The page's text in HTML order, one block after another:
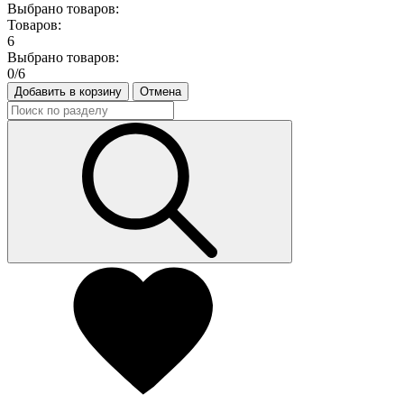
Выбрано товаров:
Товаров:
6
Выбрано товаров:
0/6
Добавить в корзину Отмена